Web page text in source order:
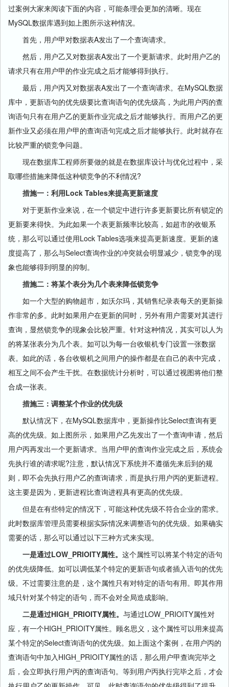
过案例大家来阅读下面的内容，可能条理会更加的清晰。现在
MySQL数据库遇到如上图所示这种情况。
首先，用户甲对数据表A发出了一个查询请求。
然后，用户乙又对数据表A发出了一个更新请求。此时用户乙的
请求只有在用户甲的作业完成之后才能够得到执行。
最后，用户丙又对数据表A发出了一个查询请求。在MySQL数据
库中，更新语句的优先级要比查询语句的优先级高，为此用户丙的查
询语句只有在用户乙的更新作业完成之后才能够执行。而用户乙的更
新作业又必须在用户甲的查询语句完成之后才能够执行。此时就存在
比较严重的锁竞争问题。
现在数据库工程师所要做的就是在数据库设计与优化过程中，采
取哪些措施来降低这种锁竞争的不利情况?
措施一：利用Lock Tables来提高更新速度
对于更新作业来说，在一个锁定中进行许多更新要比所有锁定的
更新要来得快。为此如果一个表更新频率比较高，如超市的收银系
统，那么可以通过使用Lock Tables选项来提高更新速度。更新的速
度提高了，那么与Select查询作业的冲突就会明显减少，锁竞争的现
象也能够得到明显的抑制。
措施二：将某个表分为几个表来降低锁竞争
如一个大型的购物超市，如沃尔玛，其销售纪录表每天的更新操
作非常的多。此时如果用户在更新的同时，另外有用户需要对其进行
查询，显然锁竞争的现象会比较严重。针对这种情况，其实可以人为
的将某张表分为几个表。如可以为每一台收银机专门设置一张数据
表。如此的话，各台收银机之间用户的操作都是在自己的表中完成，
相互之间不会产生干扰。在数据统计分析时，可以通过视图将他们整
合成一张表。
措施三：调整某个作业的优先级
默认情况下，在MySQL数据库中，更新操作比Select查询有更
高的优先级。如上图所示，如果用户乙先发出了一个查询申请，然后
用户丙再发出一个更新请求。当用户甲的查询作业完成之后，系统会
先执行谁的请求呢?注意，默认情况下系统并不遵循先来后到的规
则，即不会先执行用户乙的查询请求，而是执行用户丙的更新进程。
这主要是因为，更新进程比查询进程具有更高的优先级。
但是在有些特定的情况下，可能这种优先级不符合企业的需求。
此时数据库管理员需要根据实际情况来调整语句的优先级。如果确实
需要的话，那么可以通过以下三种方式来实现。
一是通过LOW_PRIOITY属性。 这个属性可以将某个特定的语句
的优先级降低。如可以调低某个特定的更新语句或者插入语句的优先
级。不过需要注意的是，这个属性只有对特定的语句有用。即其作用
域只针对某个特定的语句，而不会对全局造成影响。
二是通过HIGH_PRIOITY属性。 与通过LOW_PRIOITY属性对
应，有一个HIGH_PRIOITY属性。顾名思义，这个属性可以用来提高
某个特定的Select查询语句的优先级。如上面这个案例，在用户丙的
查询语句中加入HIGH_PRIOITY属性的话，那么用户甲查询完毕之
后，会立即执行用户丙的查询语句。等到用户丙执行完毕之后，才会